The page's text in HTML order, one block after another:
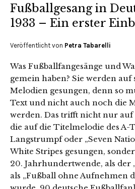
Fußballgesang in
1933 – Ein erster
Veröffentlicht von Petra Tabarelli
Was Fußballfangesänge und
gemein haben? Sie werden auf
Melodien gesungen, denn so
Text und nicht auch noch die
werden. Das trifft nicht nur auf
die auf die Titelmelodie des A-
Langstrumpf oder „Seven
White Stripes gesungen,
20. Jahrhundertwende, als der
als „Fußball ohne Aufnehmen